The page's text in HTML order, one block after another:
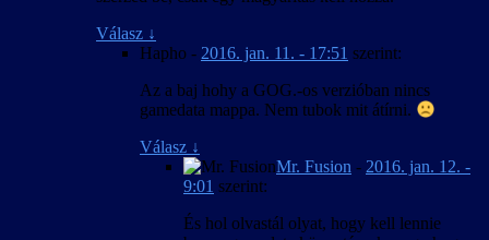
Válasz ↓
Hapho - 2016. jan. 11. - 17:51 szerint:
Az a baj hohy a GOG.-os verzióban nincs
gamedata mappa. Nem tubok mit átírni.
Válasz ↓
Mr. Fusion - 2016. jan. 12. -
9:01 szerint:
És hol olvastál olyat, hogy kell lennie